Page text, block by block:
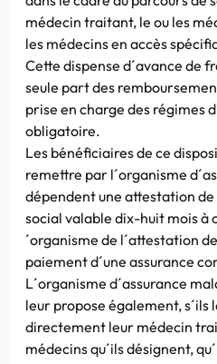
médecin traitant, le ou les
les médecins en accès
Cette dispense d´avance de
seule part des
prise en charge des régimes
obligatoire.
Les bénéficiaires de ce
remettre par l´organisme
dépendent une attestation
social valable dix-huit mois à
´organisme de l´attestation
paiement d´une assurance
L´organisme d´assurance
leur propose également,
directement leur médecin
médecins qu´ils désignent,